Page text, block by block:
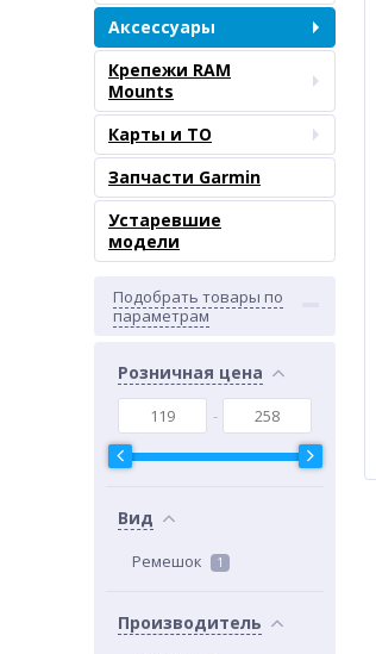
Аксессуары
Крепежи RAM
Mounts
Карты и ТО
Запчасти Garmin
Устаревшие
модели
Подобрать товары по
параметрам
Розничная цена
Вид
Ремешок 1
Производитель